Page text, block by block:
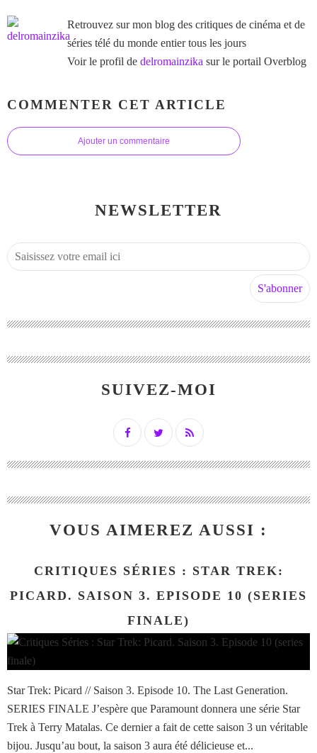
Retrouvez sur mon blog des critiques de cinéma et de
séries télé du monde entier tous les jours
Voir le profil de delromainzika sur le portail Overblog
COMMENTER CET ARTICLE
Ajouter un commentaire
NEWSLETTER
SUIVEZ-MOI
VOUS AIMEREZ AUSSI :
CRITIQUES SÉRIES : STAR TREK:
PICARD. SAISON 3. EPISODE 10 (SERIES
FINALE)
Star Trek: Picard // Saison 3. Episode 10. The Last Generation.
SERIES FINALE J’espère que Paramount donnera une série Star
Trek à Terry Matalas. Ce dernier a fait de cette saison 3 un véritable
bijou. Jusqu’au bout, la saison 3 aura été délicieuse et...